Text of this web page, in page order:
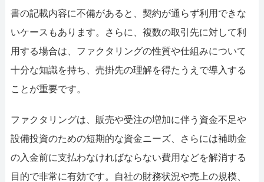
書の記載内容に不備があると、契約が通らず利用できな
いケースもあります。さらに、複数の取引先に対して利
用する場合は、ファクタリングの性質や仕組みについて
十分な知識を持ち、売掛先の理解を得たうえで導入する
ことが重要です。
ファクタリングは、販売や受注の増加に伴う資金不足や
設備投資のための短期的な資金ニーズ、さらには補助金
の入金前に支払わなければならない費用などを解消する
目的で非常に有効です。自社の財務状況や売上の規模、